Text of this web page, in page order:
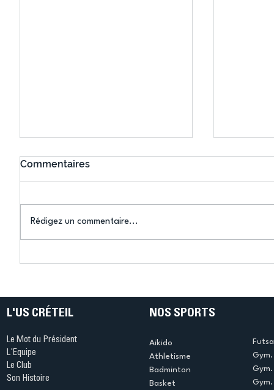
Ping ? Quand le tennis de
termine
Commentaires
Rédigez un commentaire...
L'US CRÉTEIL
Le Mot du Président
L'Equipe
Le Club
Son Histoire
NOS SPORTS
Aikido
Athletisme
Badminton
Basket